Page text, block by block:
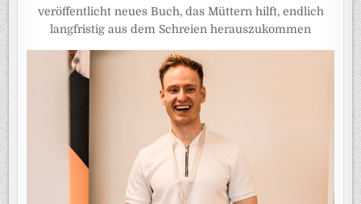
veröffentlicht neues Buch, das Müttern hilft, endlich
langfristig aus dem Schreien herauszukommen